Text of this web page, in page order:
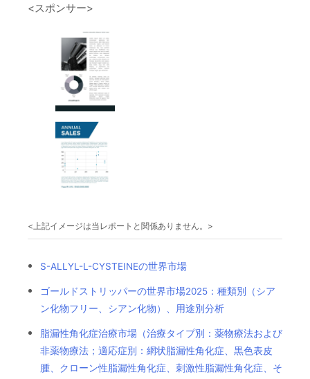
<スポンサー>
<上記イメージは当レポートと関係ありません。>
S-ALLYL-L-CYSTEINEの世界市場
ゴールドストリッパーの世界市場2025：種類別（シア
ン化物フリー、シアン化物）、用途別分析
脂漏性角化症治療市場（治療タイプ別：薬物療法および
非薬物療法；適応症別：網状脂漏性角化症、黒色表皮
腫、クローン性脂漏性角化症、刺激性脂漏性角化症、そ